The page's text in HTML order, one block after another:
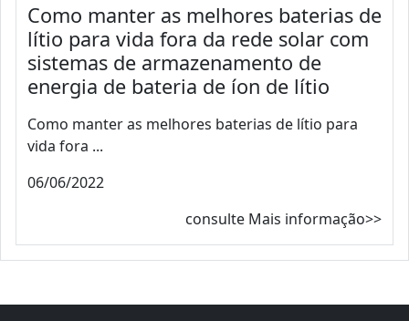
Como manter as melhores baterias de
lítio para vida fora da rede solar com
sistemas de armazenamento de
energia de bateria de íon de lítio
Como manter as melhores baterias de lítio para
vida fora ...
06/06/2022
consulte Mais informação>>